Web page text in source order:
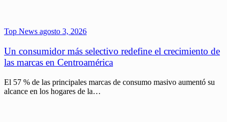
Top News agosto 3, 2026
Un consumidor más selectivo redefine el crecimiento de
las marcas en Centroamérica
El 57 % de las principales marcas de consumo masivo aumentó su
alcance en los hogares de la…